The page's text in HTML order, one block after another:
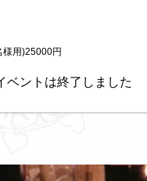
用)25000円
ベントは終了しました